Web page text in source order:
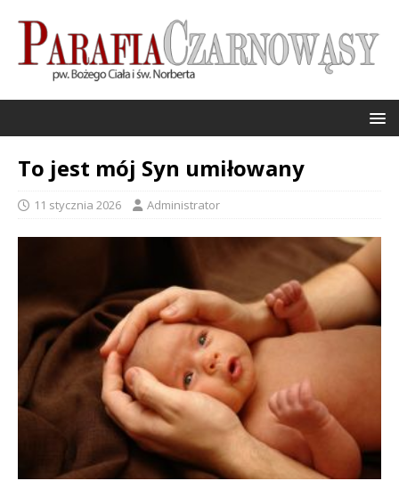
To jest mój Syn umiłowany
11 stycznia 2026 Administrator